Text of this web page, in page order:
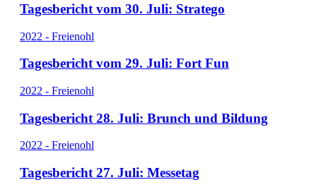
Tagesbericht vom 30. Juli: Stratego
2022 - Freienohl
Tagesbericht vom 29. Juli: Fort Fun
2022 - Freienohl
Tagesbericht 28. Juli: Brunch und Bildung
2022 - Freienohl
Tagesbericht 27. Juli: Messetag